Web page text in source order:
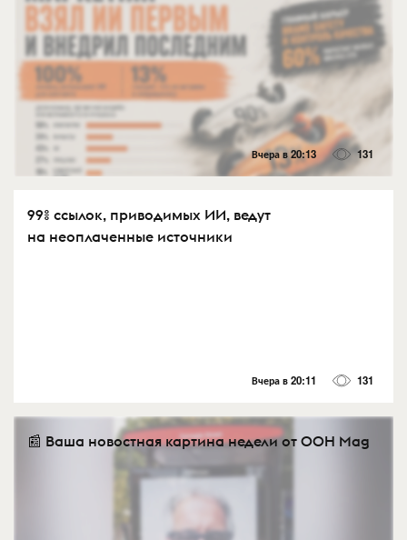
Вчера в 20:13 131
99% ссылок, приводимых ИИ, ведут
на неоплаченные источники
Вчера в 20:11 131
📰 Ваша новостная картина недели от OOH Mag